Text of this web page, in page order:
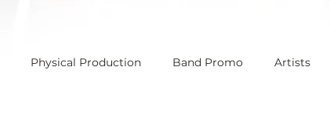
Physical Production Band Promo Artists